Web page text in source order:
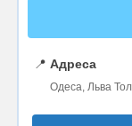
📍 Адреса
Одеса, Льва